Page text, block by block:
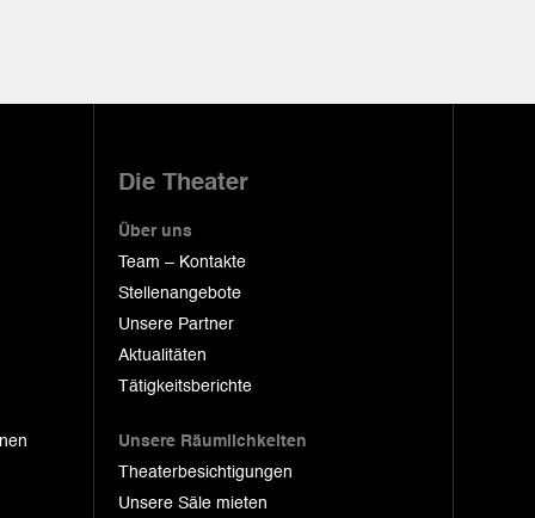
Die Theater
Über uns
Team – Kontakte
Stellenangebote
Unsere Partner
Aktualitäten
Tätigkeitsberichte
Unsere Räumlichkeiten
Theaterbesichtigungen
Unsere Säle mieten